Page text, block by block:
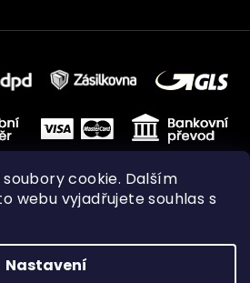
cookie. Dalším
webu vyjadřujete souhlas s
Nastavení
Vytvořil Shoptet